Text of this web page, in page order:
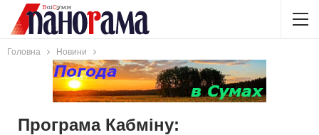
Головна Новини
Програма Кабміну: